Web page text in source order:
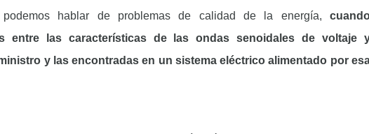
podemos hablar de problemas de calidad de la energía,
entre las características de las ondas senoidales de voltaje
y las encontradas en un sistema eléctrico alimentado por